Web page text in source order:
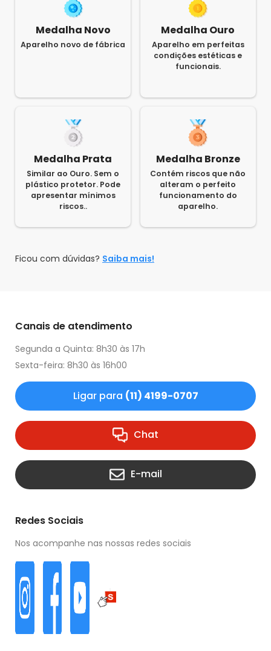
Medalha Novo
Aparelho novo de fábrica
Medalha Ouro
Aparelho em perfeitas
condições estéticas e
funcionais.
Medalha Prata
Similar ao Ouro. Sem o
plástico protetor. Pode
apresentar mínimos
riscos..
Medalha Bronze
Contém riscos que não
alteram o perfeito
funcionamento do
aparelho.
Ficou com dúvidas? Saiba mais!
Canais de atendimento
Segunda a Quinta: 8h30 às 17h
Sexta-feira: 8h30 às 16h00
Ligar para (11) 4199-0707
Chat
E-mail
Redes Sociais
Nos acompanhe nas nossas redes sociais